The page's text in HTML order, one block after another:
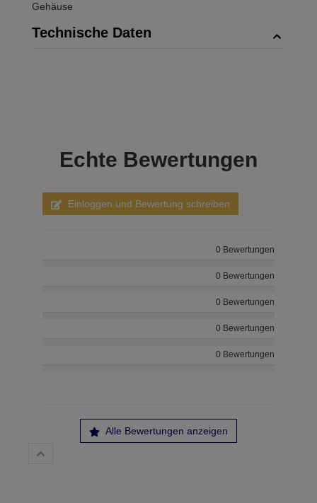
Gehäuse
Technische Daten
Echte Bewertungen
Einloggen und Bewertung schreiben
0 Bewertungen
0 Bewertungen
0 Bewertungen
0 Bewertungen
0 Bewertungen
Alle Bewertungen anzeigen